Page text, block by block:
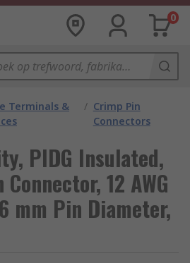
0
Terminals &
/ Crimp Pin
Connectors
PIDG Insulated,
12 AWG
mm Pin Diameter,